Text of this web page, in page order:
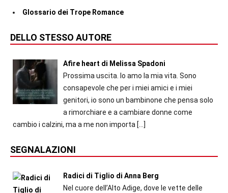
Glossario dei Trope Romance
DELLO STESSO AUTORE
Afire heart di Melissa Spadoni
Prossima uscita. Io amo la mia vita. Sono
consapevole che per i miei amici e i miei
genitori, io sono un bambinone che pensa solo
a rimorchiare e a cambiare donne come
cambio i calzini, ma a me non importa […]
SEGNALAZIONI
Radici di Tiglio di Anna Berg
Nel cuore dell’Alto Adige, dove le vette delle